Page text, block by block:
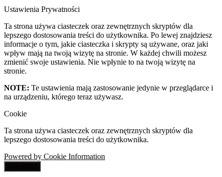
Ustawienia Prywatności
Ta strona używa ciasteczek oraz zewnętrznych skryptów dla
lepszego dostosowania treści do użytkownika. Po lewej znajdziesz
informacje o tym, jakie ciasteczka i skrypty są używane, oraz jaki
wpływ mają na twoją wizytę na stronie. W każdej chwili możesz
zmienić swoje ustawienia. Nie wpłynie to na twoją wizytę na
stronie.
NOTE: Te ustawienia mają zastosowanie jedynie w przeglądarce i
na urządzeniu, którego teraz używasz.
Cookie
Ta strona używa ciasteczek oraz zewnętrznych skryptów dla
lepszego dostosowania treści do użytkownika.
Powered by Cookie Information